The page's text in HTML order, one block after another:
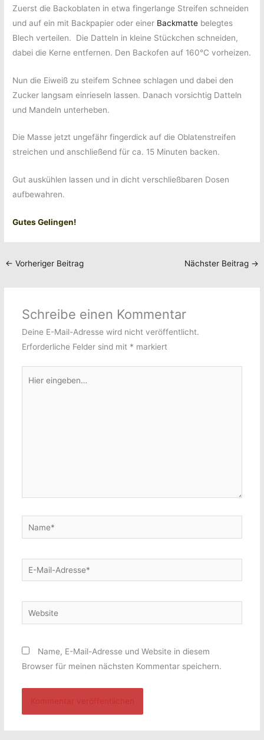
Zuerst die Backoblaten in etwa fingerlange Streifen schneiden
und auf ein mit Backpapier oder einer Backmatte belegtes
Blech verteilen.
Die Datteln in kleine Stückchen schneiden,
dabei die Kerne entfernen. Den Backofen auf 160°C vorheizen.
Nun die Eiweiß zu steifem Schnee schlagen und dabei den
Zucker langsam einrieseln lassen. Danach vorsichtig Datteln
und Mandeln unterheben.
Die Masse jetzt ungefähr fingerdick auf die Oblatenstreifen
streichen und anschließend für ca. 15 Minuten backen.
Gut auskühlen lassen und in dicht verschließbaren Dosen
aufbewahren.
Gutes Gelingen!
← Vorheriger Beitrag Nächster Beitrag →
Schreibe einen Kommentar
Deine E-Mail-Adresse wird nicht veröffentlicht.
Erforderliche Felder sind mit * markiert
eingeben…
Name*
E-
Mail-
Website
Name, E-Mail-Adresse und Website in diesem
Browser für meinen nächsten Kommentar speichern.